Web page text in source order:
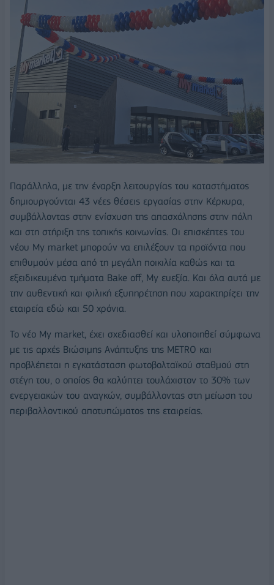
Παράλληλα, με την έναρξη λειτουργίας του καταστήματος
δημιουργούνται 43 νέες θέσεις εργασίας στην Κέρκυρα,
συμβάλλοντας στην ενίσχυση της απασχόλησης στην πόλη
και στη στήριξη της τοπικής κοινωνίας. Οι επισκέπτες του
νέου My market μπορούν να επιλέξουν τα προϊόντα που
επιθυμούν μέσα από τη μεγάλη ποικιλία καθώς και τα
εξειδικευμένα τμήματα Bake off, My ευεξία. Και όλα αυτά με
την αυθεντική και φιλική εξυπηρέτηση που χαρακτηρίζει την
εταιρεία εδώ και 50 χρόνια.
Το νέο My market, έχει σχεδιασθεί και υλοποιηθεί σύμφωνα
με τις αρχές Βιώσιμης Ανάπτυξης της METRO και
προβλέπεται η εγκατάσταση φωτοβολταϊκού σταθμού στη
στέγη του, ο οποίος θα καλύπτει τουλάχιστον το 30% των
ενεργειακών του αναγκών, συμβάλλοντας στη μείωση του
περιβαλλοντικού αποτυπώματος της εταιρείας.